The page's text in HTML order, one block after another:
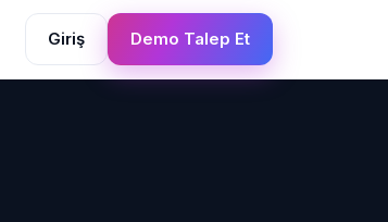
Giriş Demo Talep Et